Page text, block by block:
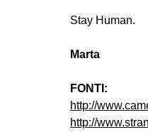
Stay Human.
Marta
FONTI:
http://
http://